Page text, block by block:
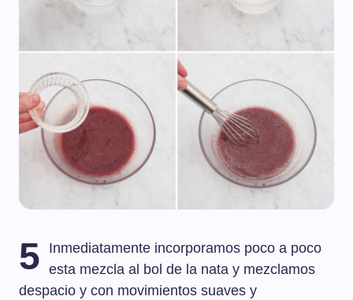
5
Inmediatamente incorporamos poco a poco
esta mezcla al bol de la nata y mezclamos
despacio y con movimientos suaves y